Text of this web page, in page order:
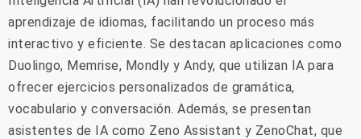
aprendizaje de idiomas, facilitando un proceso más
interactivo y eficiente. Se destacan aplicaciones como
Duolingo, Memrise, Mondly y Andy, que utilizan IA para
ofrecer ejercicios personalizados de gramática,
vocabulario y conversación. Además, se presentan
asistentes de IA como Zeno Assistant y ZenoChat, que